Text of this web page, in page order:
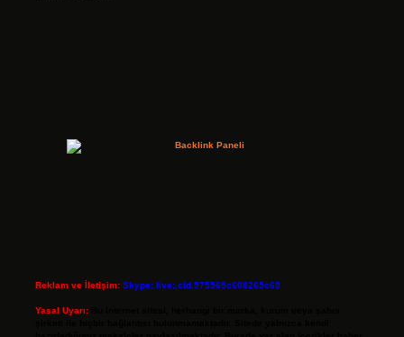
Reklam ve İletişim: Skype: live:.cid.575569c608265c69
Yasal Uyarı: